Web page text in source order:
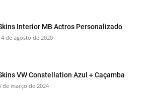
Interior MB Actros Personalizado
de agosto de 2020
VW Constellation Azul + Caçamba
de março de 2024